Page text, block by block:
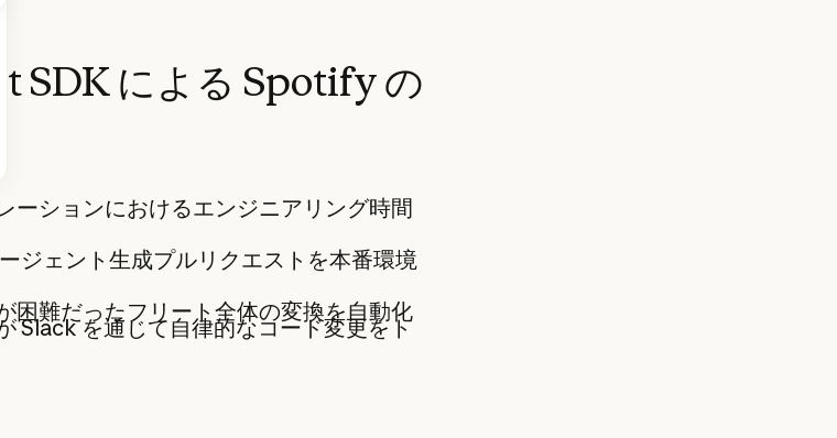
SDK による Spotify の
ーションにおけるエンジニアリング時間
ジェント生成プルリクエストを本番環境
困難だったフリート全体の変換を自動化
Slack を通じて自律的なコード変更をト